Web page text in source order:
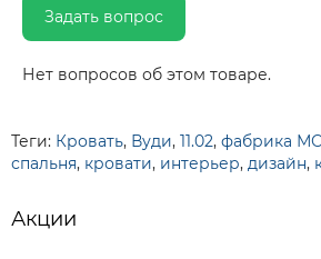
Задать вопрос
Нет вопросов об этом товаре.
Теги: Кровать, Вуди, 11.02, фабрика
спальня, кровати, интерьер, дизайн,
Акции